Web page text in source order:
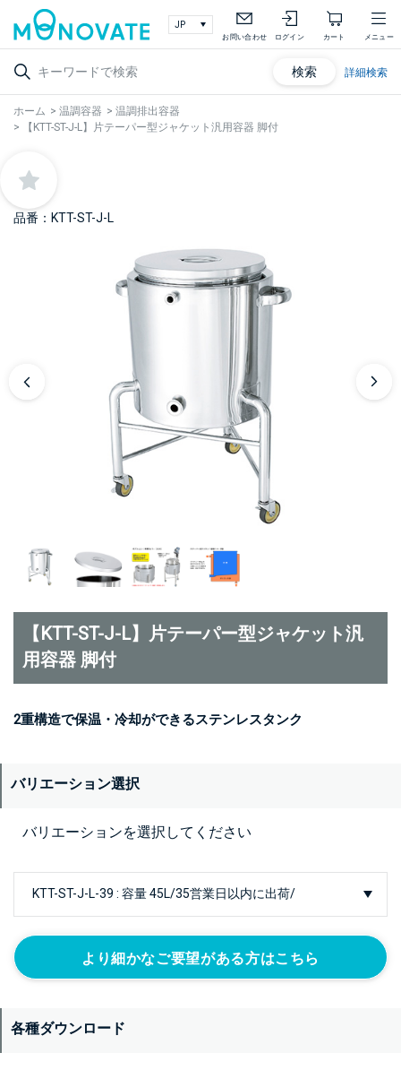
お問い合わせ ログイン カート メニュー
検索 詳細検索
ホーム > 温調容器 > 温調排出容器
>
【KTT-ST-J-L】片テーパー型ジャケット汎用容器 脚付
品番：KTT-ST-J-L
【KTT-ST-J-L】片テーパー型ジャケット汎
用容器 脚付
2重構造で保温・冷却ができるステンレスタンク
バリエーション選択
バリエーションを選択してください
より細かなご要望がある方はこちら
各種ダウンロード